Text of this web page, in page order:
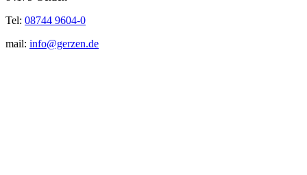
Tel: 08744 9604-0
mail: info@gerzen.de